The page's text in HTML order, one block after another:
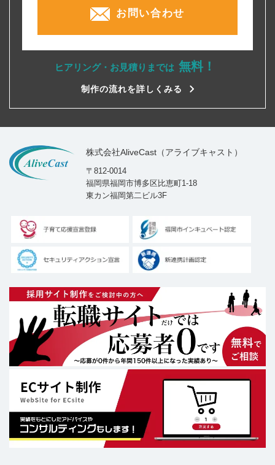
お問い合わせ
ヒアリング・お見積りまでは 無料！
制作の流れを詳しくみる
株式会社AliveCast（アライブキャスト）
〒812-0014
福岡県福岡市博多区比恵町1-18
東カン福岡第二ビル3F